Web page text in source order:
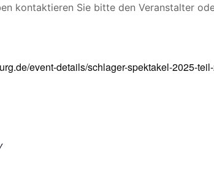
kontaktieren Sie bitte den Veranstalter
event-details/schlager-spektakel-2025-